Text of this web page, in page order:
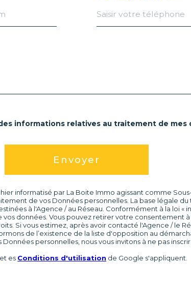
informations relatives au traitement de mes
Envoyer
informatisé par La Boite Immo agissant comme
de vos Données personnelles. La base légale
à l'Agence / au Réseau. Conformément à la loi «
données. Vous pouvez retirer votre consentement
Si vous estimez, après avoir contacté l'Agence / le
de l’existence de la liste d'opposition au
personnelles, nous vous invitons à ne pas
et es Conditions d'utilisation de Google s'appliquent.